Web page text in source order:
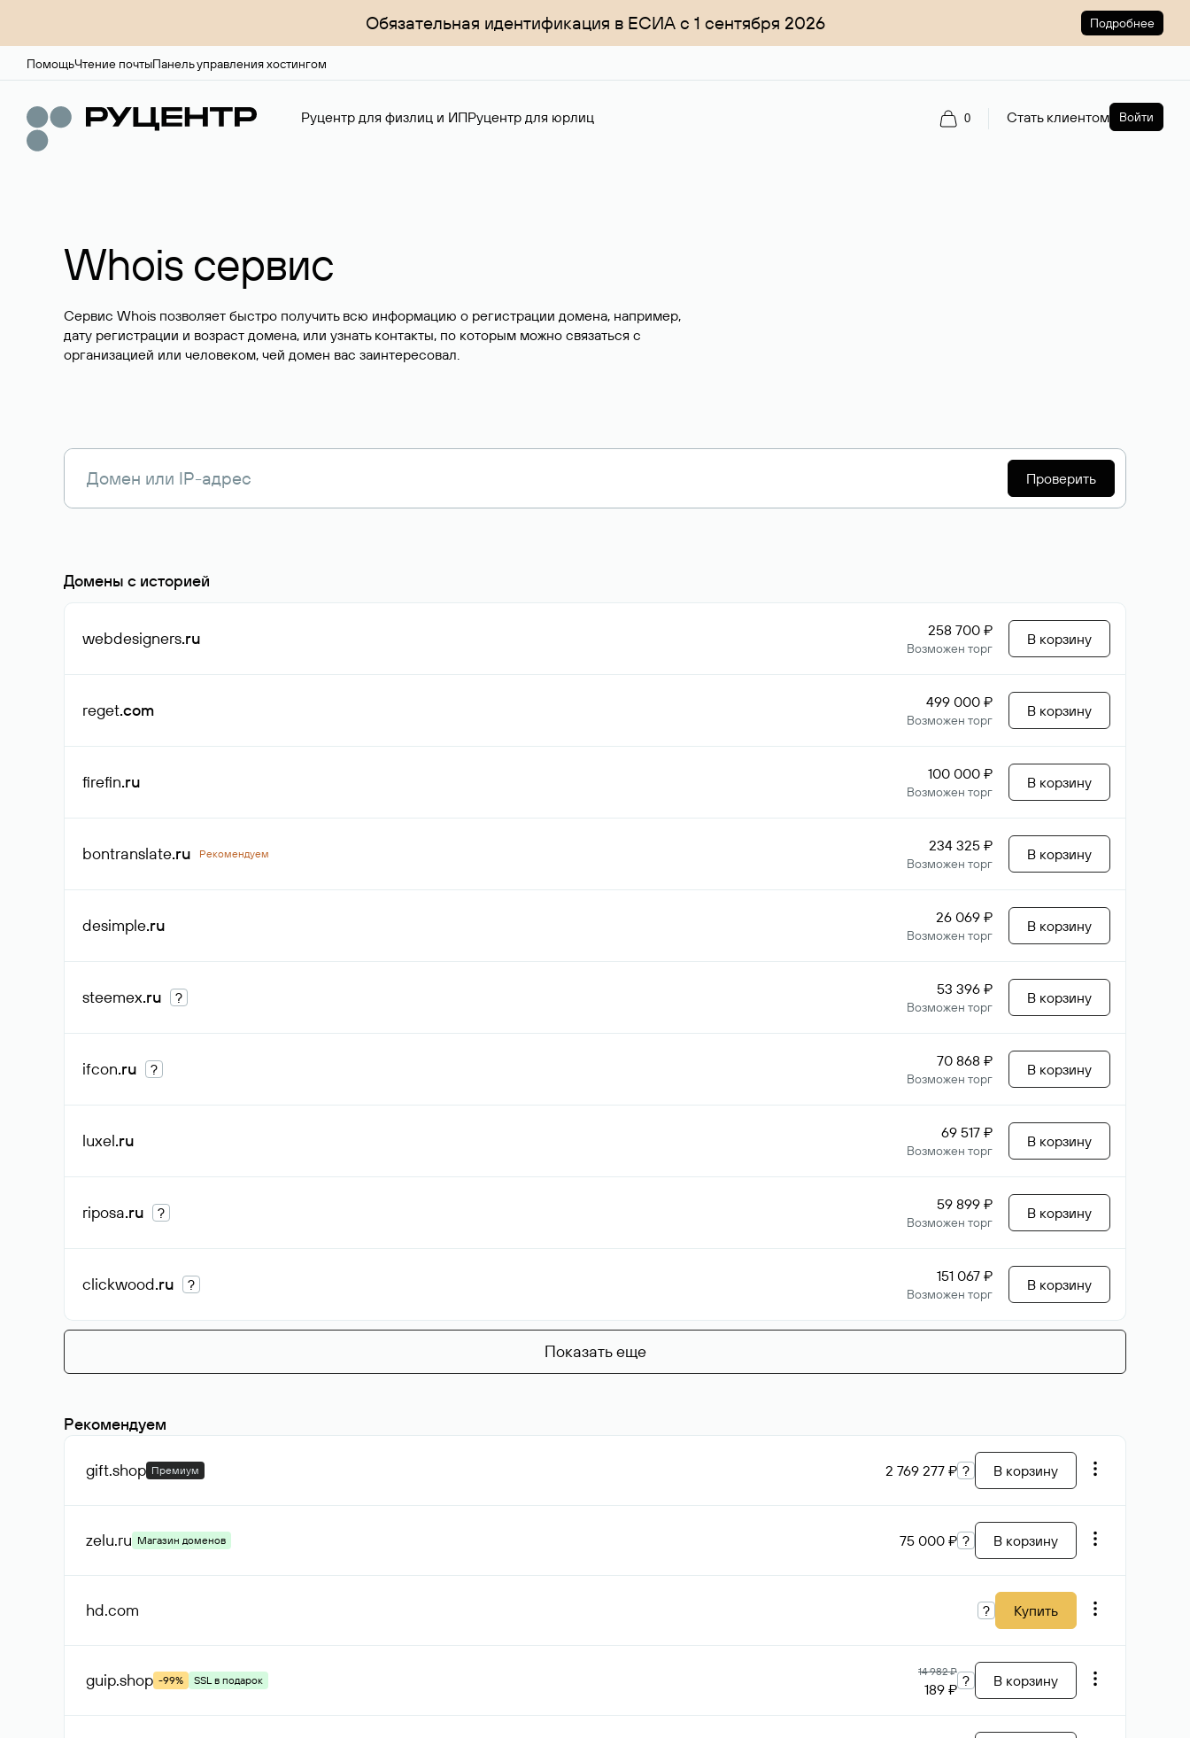
Обязательная идентификация в ЕСИА с 1 сентября 2026 Подробнее
ПомощьЧтение почтыПанель управления хостингом
Руцентр для физлиц и ИПРуцентр для юрлиц 0 Стать клиентом Войти
Whois сервис
Сервис Whois позволяет быстро получить всю информацию о регистрации домена, например,
дату регистрации и возраст домена, или узнать контакты, по которым можно связаться с
организацией или человеком, чей домен вас заинтересовал.
Проверить
Домены с историей
webdesigners.ru 258 700 ₽
Возможен торг
В корзину
reget.com 499 000 ₽
Возможен торг
В корзину
firefin.ru 100 000 ₽
Возможен торг
В корзину
bontranslate.ru Рекомендуем 234 325 ₽
Возможен торг
В корзину
desimple.ru 26 069 ₽
Возможен торг
В корзину
steemex.ru ? 53 396 ₽
Возможен торг
В корзину
ifcon.ru ? 70 868 ₽
Возможен торг
В корзину
luxel.ru 69 517 ₽
Возможен торг
В корзину
riposa.ru ? 59 899 ₽
Возможен торг
В корзину
clickwood.ru ? 151 067 ₽
Возможен торг
В корзину
Показать еще
Рекомендуем
gift.shop Премиум 2 769 277 ₽ ? В корзину
zelu.ru Магазин доменов 75 000 ₽ ? В корзину
hd.com ? Купить
guip.shop -99% SSL в подарок
14 982 ₽
189 ₽ ? В корзину